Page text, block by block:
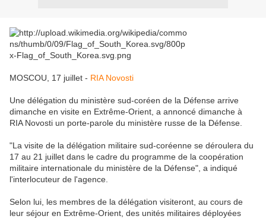
MOSCOU, 17 juillet - RIA Novosti
Une délégation du ministère sud-coréen de la Défense arrive
dimanche en visite en Extrême-Orient, a annoncé dimanche à
RIA Novosti un porte-parole du ministère russe de la Défense.
"La visite de la délégation militaire sud-coréenne se déroulera du
17 au 21 juillet dans le cadre du programme de la coopération
militaire internationale du ministère de la Défense", a indiqué
l'interlocuteur de l'agence.
Selon lui, les membres de la délégation visiteront, au cours de
leur séjour en Extrême-Orient, des unités militaires déployées